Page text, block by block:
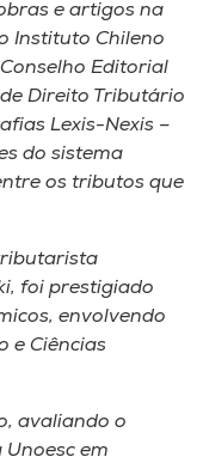
e artigos na
Instituto Chileno
Editorial
Direito Tributário
Lexis-Nexis –
do sistema
os tributos que
foi prestigiado
envolvendo
e Ciências
avaliando o
em